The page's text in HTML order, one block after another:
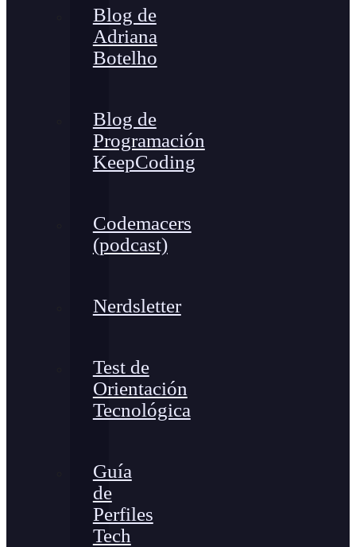
Blog de
Adriana
Botelho
Blog de
Programación
KeepCoding
Codemacers
(podcast)
Nerdsletter
Test de
Orientación
Tecnológica
Guía
de
Perfiles
Tech